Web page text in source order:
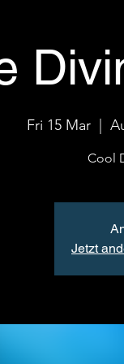
Fri 15 Mar
  |
Cool
Jetzt